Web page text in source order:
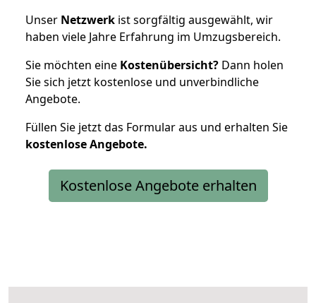
Unser Netzwerk ist sorgfältig ausgewählt, wir
haben viele Jahre Erfahrung im Umzugsbereich.
Sie möchten eine Kostenübersicht? Dann holen
Sie sich jetzt kostenlose und unverbindliche
Angebote.
Füllen Sie jetzt das Formular aus und erhalten Sie
kostenloseAngebote.
Kostenlose Angebote erhalten